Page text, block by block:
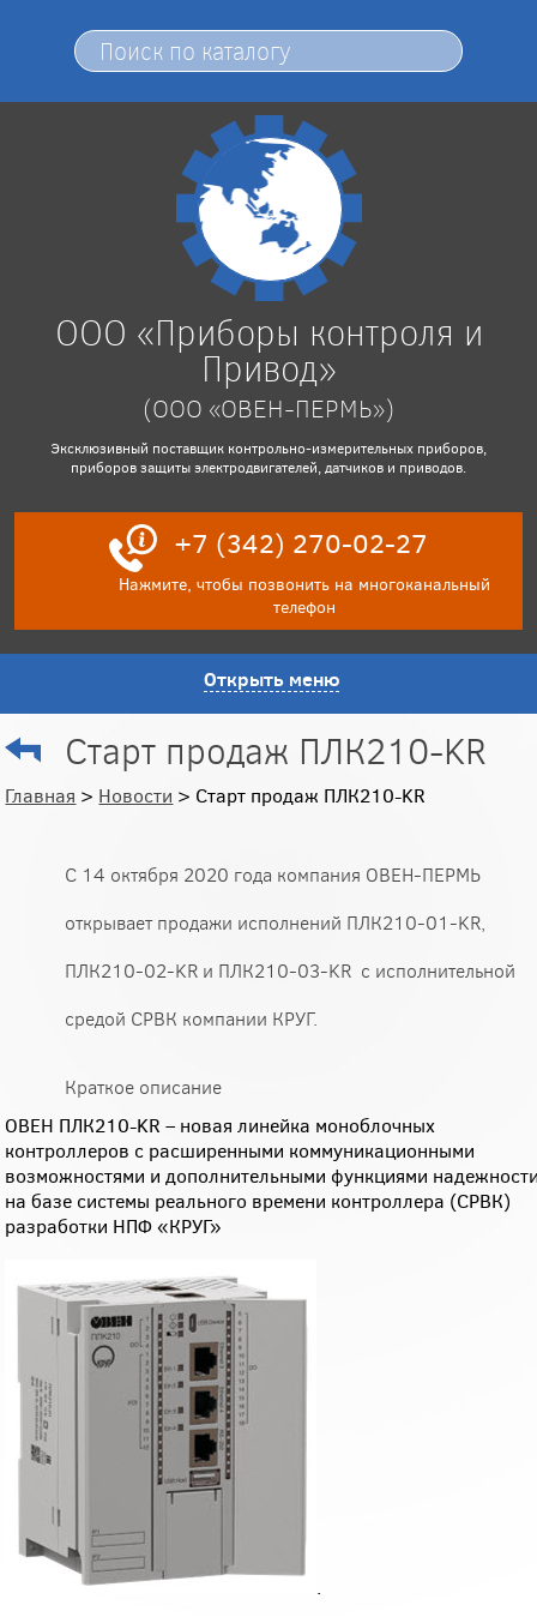
ООО «Приборы контроля и
Привод»
(ООО «ОВЕН-ПЕРМЬ»)
Эксклюзивный поставщик контрольно-измерительных приборов,
приборов защиты электродвигателей, датчиков и приводов.
+7 (342) 270-02-27
Нажмите, чтобы позвонить на многоканальный
телефон
Открыть меню
Старт продаж ПЛК210-KR
Главная > Новости > Старт продаж ПЛК210-KR
С 14 октября 2020 года компания ОВЕН-ПЕРМЬ
открывает продажи исполнений ПЛК210-01-KR
ПЛК210-02-KR и ПЛК210-03-KR с исполнительной
средой СРВК компании КРУГ.
Краткое описание
ОВЕН ПЛК210-KR – новая линейка моноблочных
контроллеров с расширенными коммуникационными
возможностями и дополнительными функциями
на базе системы реального времени контроллера (СРВК)
разработки НПФ «КРУГ»